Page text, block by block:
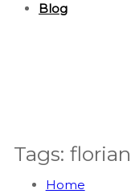
Blog
Tags:
Home